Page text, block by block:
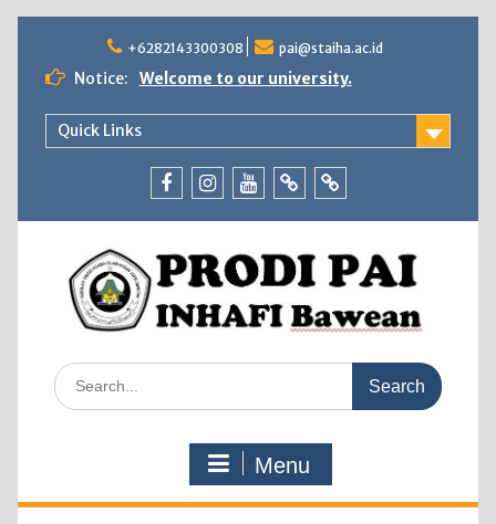
content
+6282143300308 pai@staiha.ac.id
Notice: Welcome to our university.
Quick Links
Search
for:
Menu